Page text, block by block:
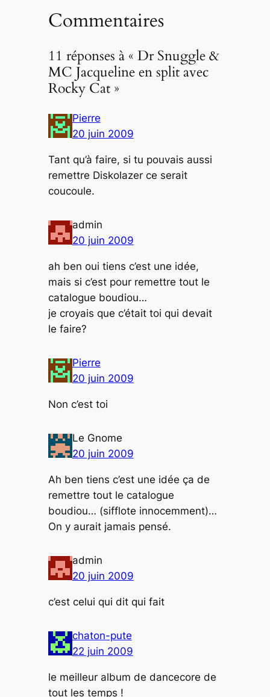
Commentaires
11 réponses à « Dr Snuggle &
MC Jacqueline en split avec
Rocky Cat »
Pierre
20 juin 2009
Tant qu’à faire, si tu pouvais aussi
remettre Diskolazer ce serait
coucoule.
admin
20 juin 2009
ah ben oui tiens c’est une idée,
mais si c’est pour remettre tout le
catalogue boudiou…
je croyais que c’était toi qui devait
le faire?
Pierre
20 juin 2009
Non c’est toi
Le Gnome
20 juin 2009
Ah ben tiens c’est une idée ça de
remettre tout le catalogue
boudiou… (sifflote innocemment)…
On y aurait jamais pensé.
admin
20 juin 2009
c’est celui qui dit qui fait
chaton-pute
22 juin 2009
le meilleur album de dancecore de
tout les temps !